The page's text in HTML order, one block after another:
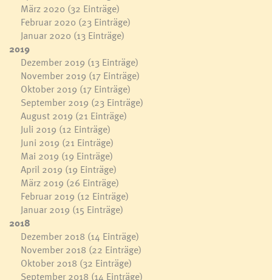
März 2020 (32 Einträge)
Februar 2020 (23 Einträge)
Januar 2020 (13 Einträge)
2019
Dezember 2019 (13 Einträge)
November 2019 (17 Einträge)
Oktober 2019 (17 Einträge)
September 2019 (23 Einträge)
August 2019 (21 Einträge)
Juli 2019 (12 Einträge)
Juni 2019 (21 Einträge)
Mai 2019 (19 Einträge)
April 2019 (19 Einträge)
März 2019 (26 Einträge)
Februar 2019 (12 Einträge)
Januar 2019 (15 Einträge)
2018
Dezember 2018 (14 Einträge)
November 2018 (22 Einträge)
Oktober 2018 (32 Einträge)
September 2018 (14 Einträge)